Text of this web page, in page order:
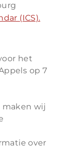
(ICS).
het
op 7
maken wij
over